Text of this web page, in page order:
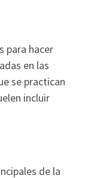
para hacer
en las
se practican
incluir
de la